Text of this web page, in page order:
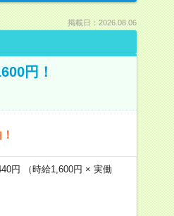
掲載日：2026.08.06
円！
円 （時給1,600円 × 実働